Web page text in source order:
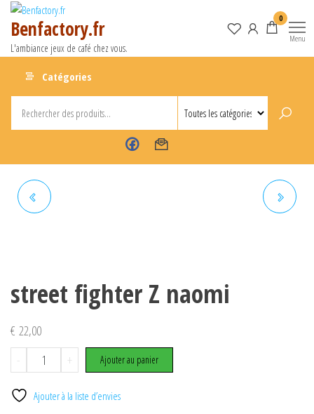
Aller
contenuBenfactory.fr
L'ambiance jeux de café chez vous.
0
Menu
Catégories
street fighter Z naomi
€ 22,00
-
quantité
de
street
fighter
+ Ajouter au panier
Ajouter à la liste d’envies